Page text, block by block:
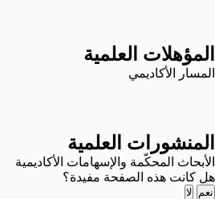
المؤهلات العلمية
المسار الأكاديمي
المنشورات العلمية
الأبحاث المحكّمة والإسهامات الأكاديمية
هل كانت هذه الصفحة مفيدة؟
نعم لا